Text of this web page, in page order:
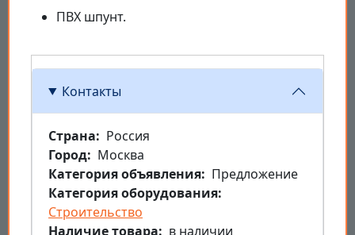
ПВХ шпунт.
Контакты
Страна
Россия
Город
Москва
Категория объявления
Предложение
Категория оборудования
Строительство
Наличие товара
в наличии